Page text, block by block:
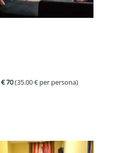
€ 70(35.00 € per persona)